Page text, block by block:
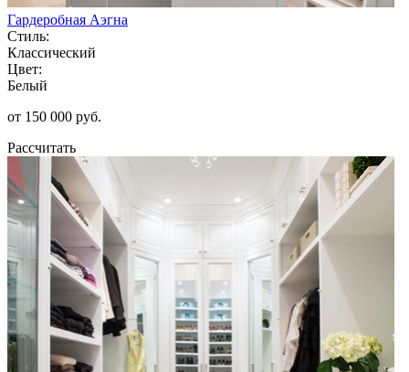
Гардеробная Аэгна
Стиль:
Классический
Цвет:
Белый
от 150 000 руб.
Рассчитать